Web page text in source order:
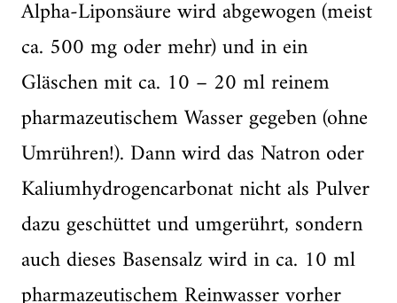
Alpha-Liponsäure wird abgewogen (meist
ca. 500 mg oder mehr) und in ein
Gläschen mit ca. 10 – 20 ml reinem
pharmazeutischem Wasser gegeben (ohne
Umrühren!). Dann wird das Natron oder
Kaliumhydrogencarbonat nicht als Pulver
dazu geschüttet und umgerührt, sondern
auch dieses Basensalz wird in ca. 10 ml
pharmazeutischem Reinwasser vorher